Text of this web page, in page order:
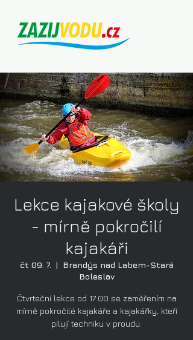
Lekce kajakové školy
- mírně pokročilí
kajakáři
čt 09. 7.
  |
Brandýs nad Labem-Stará
Boleslav
Čtvrteční lekce od 17:00 se zaměřením na
mírně pokročilé kajakáře a kajakářky, kteří
pilují techniku v proudu.